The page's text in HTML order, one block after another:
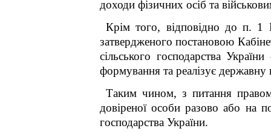
доходи фізичних осіб та
Крім того, відповідно до п.
затвердженого постановою
сільського господарства України
формування та реалізує державну
Таким чином, з питання
довіреної особи разово або на
господарства України.